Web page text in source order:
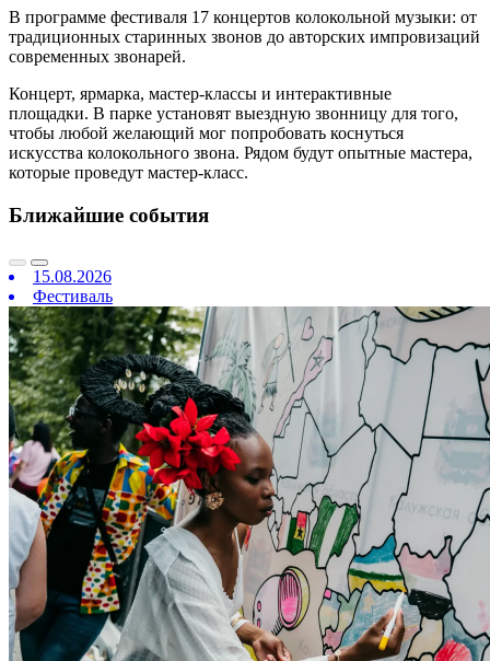
В программе фестиваля 17 концертов колокольной музыки: от
традиционных старинных звонов до авторских импровизаций
современных звонарей.
Концерт, ярмарка, мастер-классы и интерактивные
площадки. В парке установят выездную звонницу для того,
чтобы любой желающий мог попробовать коснуться
искусства колокольного звона. Рядом будут опытные мастера,
которые проведут мастер-класс.
Ближайшие события
15.08.2026
Фестиваль